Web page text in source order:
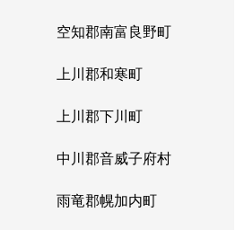
空知郡南富良野町
上川郡和寒町
上川郡下川町
中川郡音威子府村
雨竜郡幌加内町